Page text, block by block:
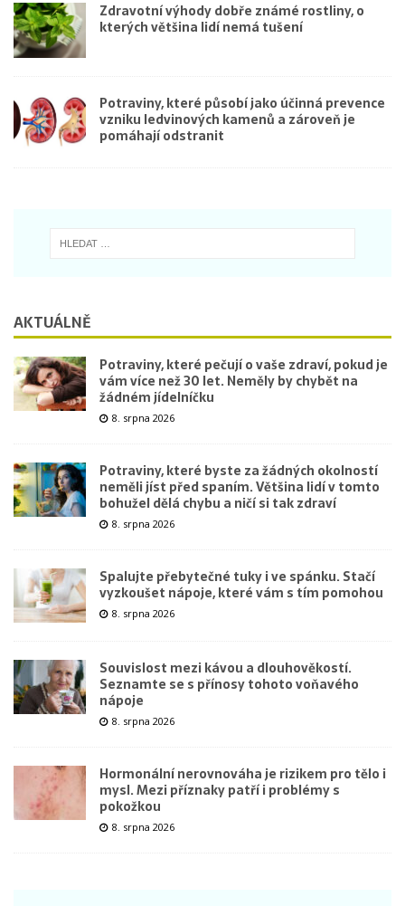
Zdravotní výhody dobře známé rostliny, o
kterých většina lidí nemá tušení
Potraviny, které působí jako účinná prevence
vzniku ledvinových kamenů a zároveň je
pomáhají odstranit
AKTUÁLNĚ
Potraviny, které pečují o vaše zdraví, pokud je
vám více než 30 let. Neměly by chybět na
žádném jídelníčku
8. srpna 2026
Potraviny, které byste za žádných okolností
neměli jíst před spaním. Většina lidí v tomto
bohužel dělá chybu a ničí si tak zdraví
8. srpna 2026
Spalujte přebytečné tuky i ve spánku. Stačí
vyzkoušet nápoje, které vám s tím pomohou
8. srpna 2026
Souvislost mezi kávou a dlouhověkostí.
Seznamte se s přínosy tohoto voňavého
nápoje
8. srpna 2026
Hormonální nerovnováha je rizikem pro tělo i
mysl. Mezi příznaky patří i problémy s
pokožkou
8. srpna 2026